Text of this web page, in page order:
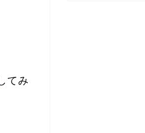
てみ